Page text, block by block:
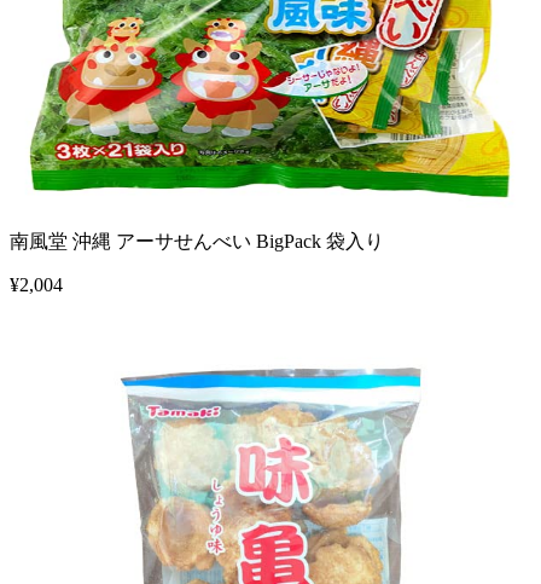
南風堂 沖縄 アーサせんべい BigPack 袋入り
¥2,004